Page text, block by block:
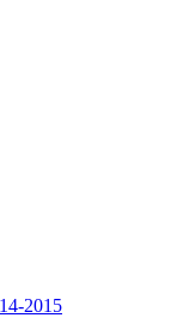
2015